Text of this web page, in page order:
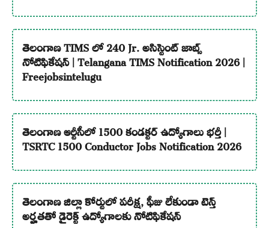
తెలంగాణ TIMS లో 240 Jr. అసిస్టెంట్ జాబ్స్
నోటిఫికేషన్ | Telangana TIMS Notification 2026 |
Freejobsintelugu
తెలంగాణ ఆర్టీసీలో 1500 కండక్టర్ ఉద్యోగాలు భర్తీ |
TSRTC 1500 Conductor Jobs Notification 2026
తెలంగాణ జిల్లా కోర్టులో పరీక్ష, ఫీజు లేకుండా టెన్త్
అర్హతతో డైరెక్ట్ ఉద్యోగాలకు నోటిఫికేషన్